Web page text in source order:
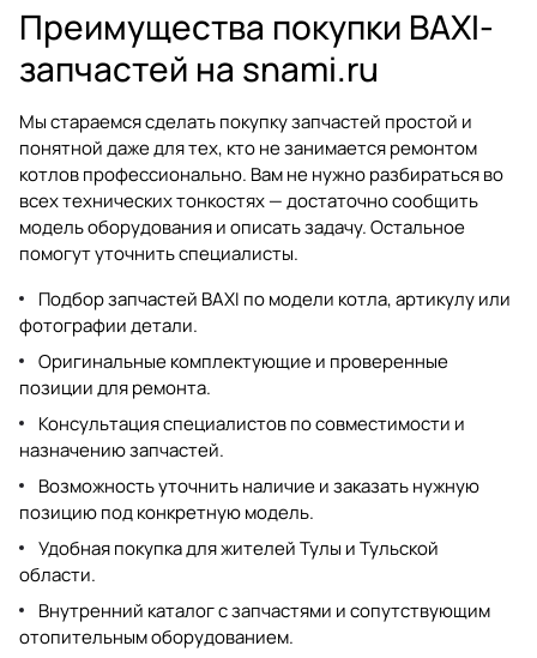
Преимущества покупки BAXI-
запчастей на snami.ru
Мы стараемся сделать покупку запчастей простой и
понятной даже для тех, кто не занимается ремонтом
котлов профессионально. Вам не нужно разбираться во
всех технических тонкостях — достаточно сообщить
модель оборудования и описать задачу. Остальное
помогут уточнить специалисты.
Подбор запчастей BAXI по модели котла, артикулу или
фотографии детали.
Оригинальные комплектующие и проверенные
позиции для ремонта.
Консультация специалистов по совместимости и
назначению запчастей.
Возможность уточнить наличие и заказать нужную
позицию под конкретную модель.
Удобная покупка для жителей Тулы и Тульской
области.
Внутренний каталог с запчастями и сопутствующим
отопительным оборудованием.